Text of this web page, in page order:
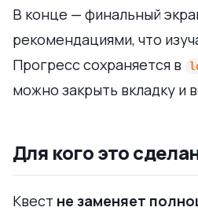
В конце — финальный
рекомендациями, что
Прогресс сохраняется в
можно закрыть вкладку и
Для кого это
Квест не заменяет